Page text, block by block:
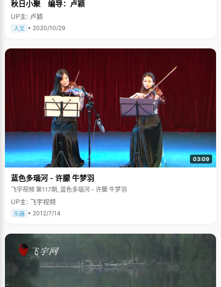
秋日小聚 编导：卢颖
UP主: 卢颖
人文 • 2020/10/29
03:09
蓝色多瑙河 - 许朦 牛梦羽
飞宇视频 第117期, 蓝色多瑙河 - 许朦 牛梦羽
UP主: 飞宇视频
乐器 • 2012/7/14